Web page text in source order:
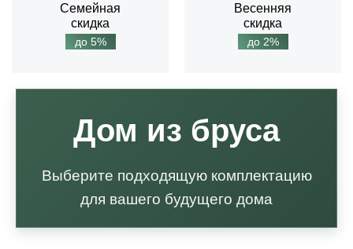
Семейная
скидка
до 5%
Весенняя
скидка
до 2%
Дом из бруса
Выберите подходящую комплектацию
для вашего будущего дома